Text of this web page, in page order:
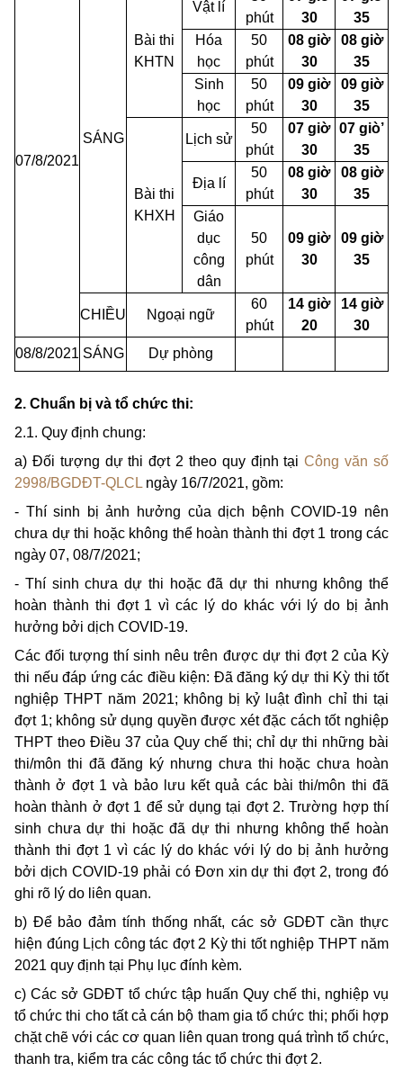
07/8/2021
SÁNG
Bài thi
KHTN
Vật lí
phút
30
35
Hóa
học
50
phút
08 giờ
30
08 giờ
35
Sinh
học
50
phút
09 giờ
30
09 giờ
35
Bài thi
KHXH
Lịch sử
50
phút
07 giờ
30
07 giò’
35
Địa lí
50
phút
08 giờ
30
08 giờ
35
Giáo
dục
công
dân
50
phút
09 giờ
30
09 giờ
35
CHIỀU Ngoại ngữ
60
phút
14 giờ
20
14 giờ
30
08/8/2021 SÁNG Dự phòng
2. Chuẩn bị và tổ chức thi:
2.1. Quy định chung:
a) Đối tượng dự thi đợt 2 theo quy định tạiCông văn số
2998/BGDĐT-QLCL ngày 16/7/2021, gồm:
- Thí sinh bị ảnh hưởng của dịch bệnh COVID-19 nên
chưa dự thi hoặc không thể hoàn thành thi đợt 1 trong các
ngày 07, 08/7/2021;
- Thí sinh chưa dự thi hoặc đã dự thi nhưng không thể
hoàn thành thi đợt 1 vì các lý do khác với lý do bị ảnh
hưởng bởi dịch COVID-19.
Các đối tượng thí sinh nêu trên được dự thi đợt 2 của Kỳ
thi nếu đáp ứng các điều kiện: Đã đăng ký dự thi Kỳ thi tốt
nghiệp THPT năm 2021; không bị kỷ luật đình chỉ thi tại
đợt 1; không sử dụng quyền được xét đặc cách tốt nghiệp
THPT theo Điều 37 của Quy chế thi; chỉ dự thi những bài
thi/môn thi đã đăng ký nhưng chưa thi hoặc chưa hoàn
thành ở đợt 1 và bảo lưu kết quả các bài thi/môn thi đã
hoàn thành ở đợt 1 để sử dụng tại đợt 2. Trường hợp thí
sinh chưa dự thi hoặc đã dự thi nhưng không thể hoàn
thành thi đợt 1 vì các lý do khác với lý do bị ảnh hưởng
bởi dịch COVID-19 phải có Đơn xin dự thi đợt 2, trong đó
ghi rõ lý do liên quan.
b) Để bảo đảm tính thống nhất, các sở GDĐT cần thực
hiện đúng Lịch công tác đợt 2 Kỳ thi tốt nghiệp THPT năm
2021 quy định tại Phụ lục đính kèm.
c) Các sở GDĐT tổ chức tập huấn Quy chế thi, nghiệp vụ
tổ chức thi cho tất cả cán bộ tham gia tổ chức thi; phối hợp
chặt chẽ với các cơ quan liên quan trong quá trình tổ chức,
thanh tra, kiểm tra các công tác tổ chức thi đợt 2.